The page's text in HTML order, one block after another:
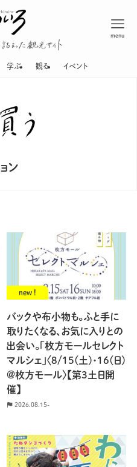
menu
学ぶ 観る イベント
ン
new !
バックや布小物も。ふと手に
取りたくなる、お気に入りとの
出会い。「枚方モールセレクト
マルシェ」〈8/15(土)・16(日)
@枚方モール〉【第3土日開
催】
2026.08.15-